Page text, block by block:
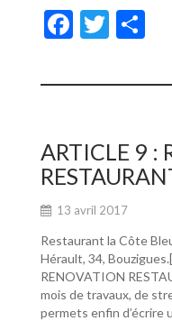
F
e
o
o
k
T
itt ta
er
ARTICLE 9 :
13 avril 2017
Restaurant la Côte
Hérault, 34,
RENOVATION
mois de travaux, de
permets enfin d’écrire